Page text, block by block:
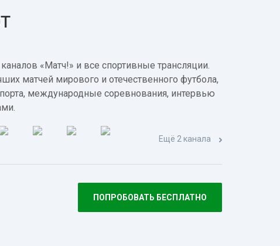
«Матч!» и все спортивные трансляции.
матчей мирового и отечественного футбола,
международные соревнования, интервью
Ещё 2 канала
ПОПРОБОВАТЬ БЕСПЛАТНО